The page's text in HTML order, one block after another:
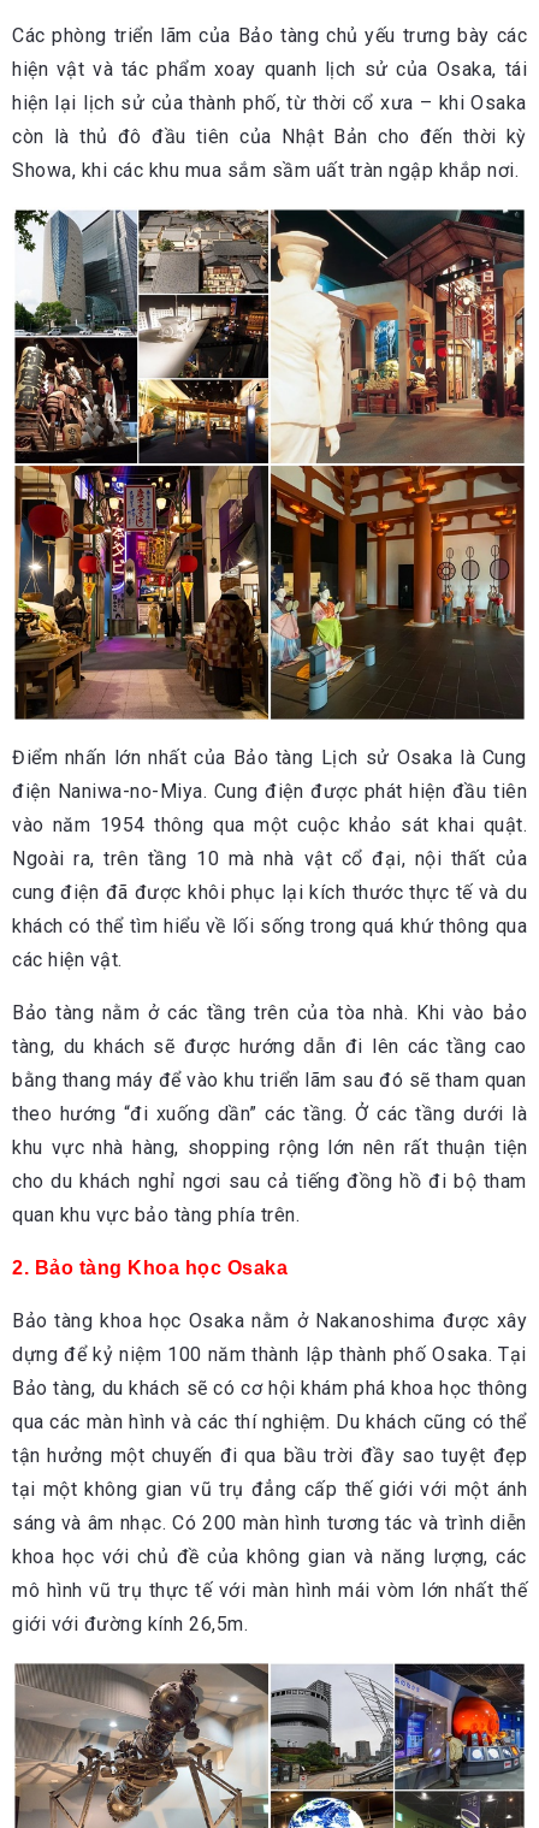
Các phòng triển lãm của Bảo tàng chủ yếu trưng bày các
hiện vật và tác phẩm xoay quanh lịch sử của Osaka, tái
hiện lại lịch sử của thành phố, từ thời cổ xưa – khi Osaka
còn là thủ đô đầu tiên của Nhật Bản cho đến thời kỳ
Showa, khi các khu mua sắm sầm uất tràn ngập khắp nơi.
Điểm nhấn lớn nhất của Bảo tàng Lịch sử Osaka là Cung
điện Naniwa-no-Miya. Cung điện được phát hiện đầu tiên
vào năm 1954 thông qua một cuộc khảo sát khai quật.
Ngoài ra, trên tầng 10 mà nhà vật cổ đại, nội thất của
cung điện đã được khôi phục lại kích thước thực tế và du
khách có thể tìm hiểu về lối sống trong quá khứ thông qua
các hiện vật.
Bảo tàng nằm ở các tầng trên của tòa nhà. Khi vào bảo
tàng, du khách sẽ được hướng dẫn đi lên các tầng cao
bằng thang máy để vào khu triển lãm sau đó sẽ tham quan
theo hướng “đi xuống dần” các tầng. Ở các tầng dưới là
khu vực nhà hàng, shopping rộng lớn nên rất thuận tiện
cho du khách nghỉ ngơi sau cả tiếng đồng hồ đi bộ tham
quan khu vực bảo tàng phía trên.
2. Bảo tàng Khoa học Osaka
Bảo tàng khoa học Osaka nằm ở Nakanoshima được xây
dựng để kỷ niệm 100 năm thành lập thành phố Osaka. Tại
Bảo tàng, du khách sẽ có cơ hội khám phá khoa học thông
qua các màn hình và các thí nghiệm. Du khách cũng có thể
tận hưởng một chuyến đi qua bầu trời đầy sao tuyệt đẹp
tại một không gian vũ trụ đẳng cấp thế giới với một ánh
sáng và âm nhạc. Có 200 màn hình tương tác và trình diễn
khoa học với chủ đề của không gian và năng lượng, các
mô hình vũ trụ thực tế với màn hình mái vòm lớn nhất thế
giới với đường kính 26,5m.